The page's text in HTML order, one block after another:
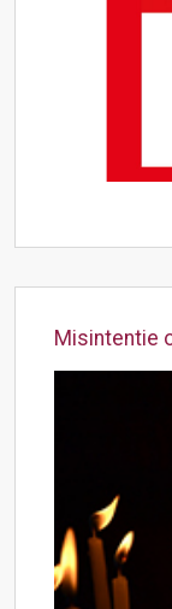
Misintentie